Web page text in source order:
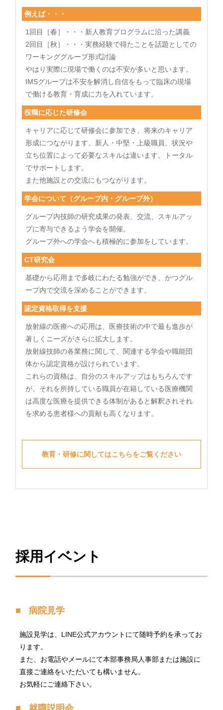
例えば・・・
1回目［春］・・・新人教育プログラムに沿った講義
2回目［秋］・・・実務経験で得たことを話題としての
ワーキンググループ形式討論
やはり実際に現場で働くのは不安が多いと思います。
IMSグループは不安を解消し自信をもって臨床の現場
で働ける教育・育成に力を入れています。
役職に応じた研修会
キャリアに応じて研修会に参加でき、将来のキャリア
形成につながります。新人・中堅・上級職員、状況や
立ち位置によって必要なスキルは違います。トータル
でサポートします。
また他施設との交流にもつながります。
学会について（グループ内・グループ外）
グループ内技師の研究成果の発表、交流、スキルアッ
プに寄与できるよう学会を開催。
グループ外への学会へも積極的に参加をしています。
CT研究会
基礎から応用まで多岐にわたる勉強ができ、かつグル
ープ内で交流を深めることができます。
認定資格取得を支援
放射線の医療への応用は、医療技術の中で最も進歩が
著しくニーズがさらに拡大します。
放射線技師の各業務に関して、関連する学会や職能団
体から認定資格が設けられています。
これらの資格は、自分のスキルアップはもちろんです
が、それを所持している職員が在籍している医療機関
は高度な医療を提供できる体制があると解釈されそれ
を求める患者様への貢献も高くなります。
教育・研修に関してはこちらをご覧ください
採用イベント
病院見学
施設見学は、LINE公式アカウントにて随時予約を承ってお
ります。
また、お電話やメールにて本部事務局人事部または施設に
直接ご連絡をいただいても構いません。
お気軽にご連絡下さい。